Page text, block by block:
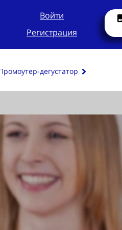
Войти
Регистрация
дегустатор